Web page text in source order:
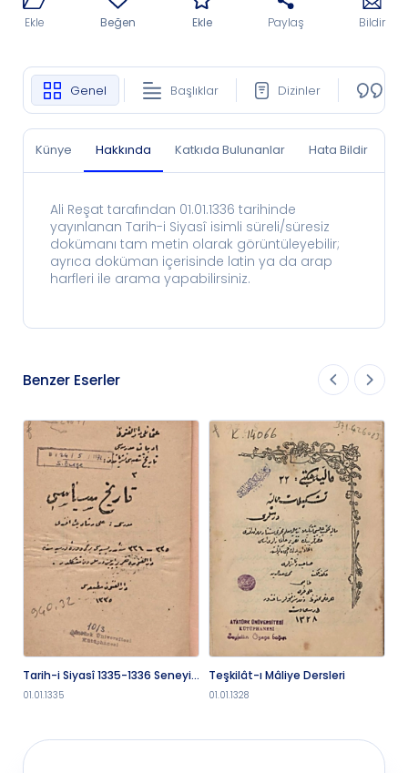
Ekle Beğen Ekle Paylaş Bildir
Genel Başlıklar Dizinler
Künye Hakkında Katkıda Bulunanlar Hata Bildir
Ali Reşat tarafından 01.01.1336 tarihinde
yayınlanan Tarih-i Siyasî isimli süreli/süresiz
dokümanı tam metin olarak görüntüleyebilir;
ayrıca doküman içerisinde latin ya da arap
harfleri ile arama yapabilirsiniz.
Benzer Eserler
Tarih-i Siyasî 1335-1336 Seneyi
Tedrisiyesi Birinci Devre
01.01.1335
Teşkilât-ı Mâliye Dersleri
01.01.1328